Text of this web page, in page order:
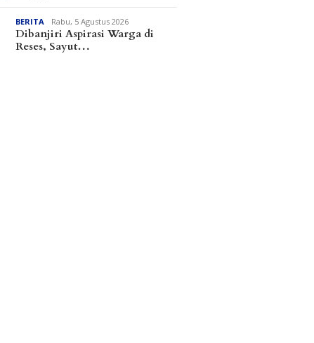
BERITA Rabu, 5 Agustus 2026
Dibanjiri Aspirasi Warga di
Reses, Sayut…